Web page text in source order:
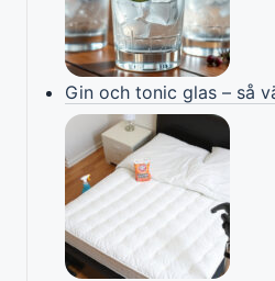
Gin och tonic glas – så